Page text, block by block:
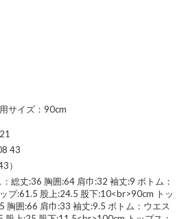
サイズ：90cm
43
）
：総丈:36 胸囲:64 肩巾:32 袖丈:9 ボトム：
プ:61.5 股上:24.5 股下:10<br>90cm トッ
胸囲:66 肩巾:33 袖丈:9.5 ボトム：ウエス